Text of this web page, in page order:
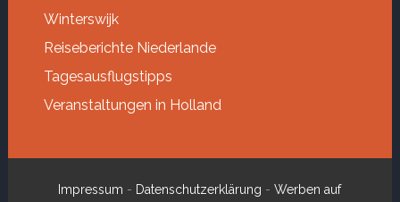
Winterswijk
Reiseberichte Niederlande
Tagesausflugstipps
Veranstaltungen in Holland
Impressum - Datenschutzerklärung -Werben auf